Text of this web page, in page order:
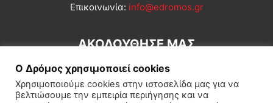
Επικοινωνία: info@edromos.gr
ΑΚΟΛΟΥΘΗΣΕ ΜΑΣ
Ο Δρόμος χρησιμοποιεί cookies
Χρησιμοποιούμε cookies στην ιστοσελίδα μας για να
βελτιώσουμε την εμπειρία περιήγησης και να